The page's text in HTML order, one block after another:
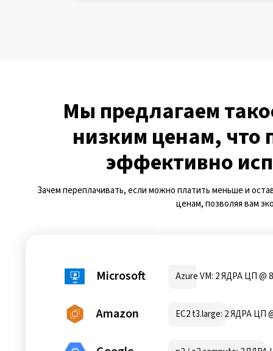
Мы предлагаем
низким ценам, что
эффективно
Зачем переплачивать, если можно платить меньше и
ценам, позволяя вам
Microsoft Azure VM: 2 ЯДРА ЦП @
Amazon EC2 t3.large: 2 ЯДРА ЦП